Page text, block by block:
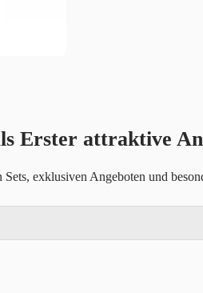
Erster attraktive
exklusiven Angeboten und